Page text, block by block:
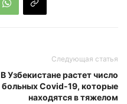
Следующая статья
В Узбекистане растет число
больных Covid-19, которые
находятся в тяжелом